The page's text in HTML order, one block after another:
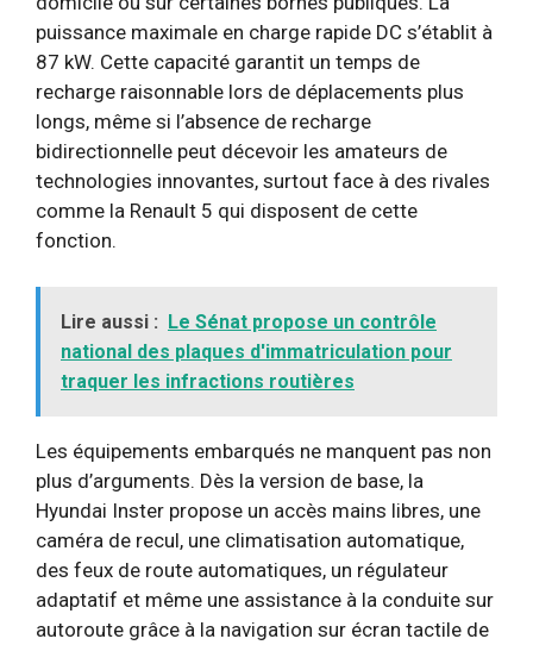
puissance maximale en charge rapide DC s’établit à
87 kW. Cette capacité garantit un temps de
recharge raisonnable lors de déplacements plus
longs, même si l’absence de recharge
bidirectionnelle peut décevoir les amateurs de
technologies innovantes, surtout face à des rivales
comme la Renault 5 qui disposent de cette
fonction.
Lire aussi : Le Sénat propose un contrôle
national des plaques d'immatriculation pour
traquer les infractions routières
Les équipements embarqués ne manquent pas non
plus d’arguments. Dès la version de base, la
Hyundai Inster propose un accès mains libres, une
caméra de recul, une climatisation automatique,
des feux de route automatiques, un régulateur
adaptatif et même une assistance à la conduite sur
autoroute grâce à la navigation sur écran tactile de